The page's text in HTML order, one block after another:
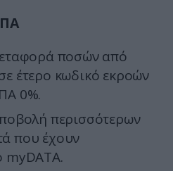
ποσών από
έτερο κωδικό εκροών
0%.
περισσότερων
που έχουν
myDATA.